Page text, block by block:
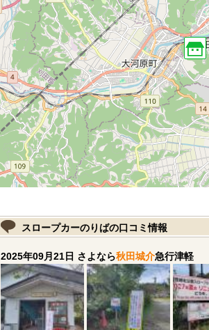
スロープカーのりばの口コミ情報
2025年09月21日 さよなら秋田城介急行津軽